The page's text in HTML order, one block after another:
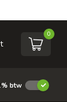
0
btw